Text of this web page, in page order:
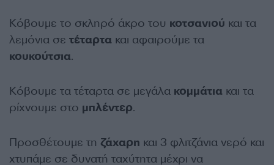
Κόβουμε το σκληρό άκρο του κοτσανιού και τα
λεμόνια σε τέταρτα και αφαιρούμε τα
κουκούτσια.
Κόβουμε τα τέταρτα σε μεγάλα κομμάτια και τα
ρίχνουμε στο μπλέντερ.
Προσθέτουμε τη ζάχαρη και 3 φλιτζάνια νερό και
χτυπάμε σε δυνατή ταχύτητα μέχρι να